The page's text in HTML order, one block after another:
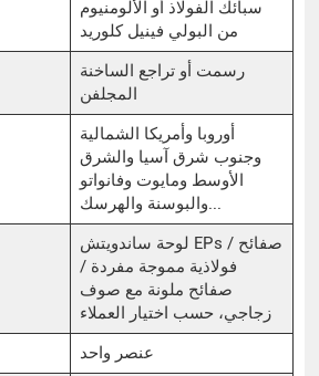
سبائك الفولاذ أو الألومنيوم
من البولي فينيل كلوريد
رسمت أو تراجع الساخنة
المجلفن
أوروبا وأمريكا الشمالية
وجنوب شرق آسيا والشرق
الأوسط ومايوت وفانواتو
لوحة ساندويتش EPs / صفائح
فولاذية مموجة مفردة /
صفائح ملونة مع صوف
زجاجي، حسب اختيار العملاء
عنصر واحد